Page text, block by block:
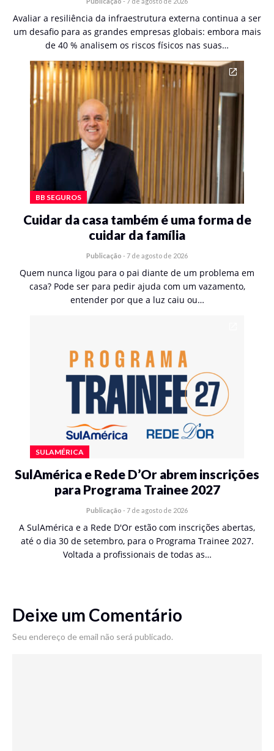
Avaliar a resiliência da infraestrutura externa continua a ser
um desafio para as grandes empresas globais: embora mais
de 40 % analisem os riscos físicos nas suas…
BB SEGUROS
Cuidar da casa também é uma forma de
cuidar da família
Publicação - 7 de agosto de 2026
Quem nunca ligou para o pai diante de um problema em
casa? Pode ser para pedir ajuda com um vazamento,
entender por que a luz caiu ou…
SULAMÉRICA
SulAmérica e Rede D’Or abrem inscrições
para Programa Trainee 2027
Publicação - 7 de agosto de 2026
A SulAmérica e a Rede D'Or estão com inscrições abertas,
até o dia 30 de setembro, para o Programa Trainee 2027.
Voltada a profissionais de todas as…
Deixe um Comentário
Seu endereço de email não será publicado.